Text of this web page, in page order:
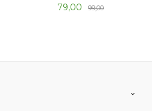
Tilbud
79,00 99,00Rabatt